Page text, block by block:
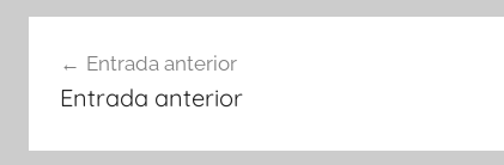
d'entrades
Entrada anterior
Entrada anterior